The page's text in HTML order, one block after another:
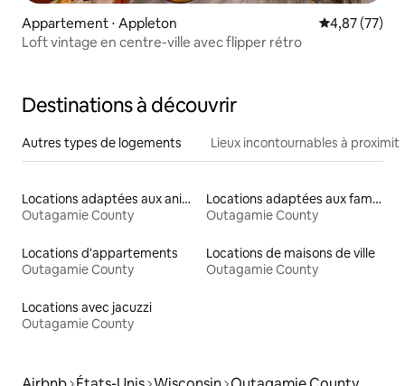
Appartement ⋅ Appleton Évaluation
4,87 (77)
Loft vintage en centre-ville avec flipper rétro
Destinations à découvrir
Autres types de logements Lieux incontournables à
Locations adaptées aux animaux
Outagamie County
Locations adaptées aux familles
Outagamie County
Locations d'appartements
Outagamie County
Locations de maisons de ville
Outagamie County
Locations avec jacuzzi
Outagamie County